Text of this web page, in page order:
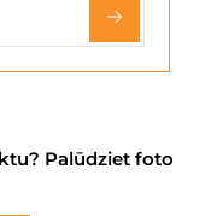
Palūdziet foto